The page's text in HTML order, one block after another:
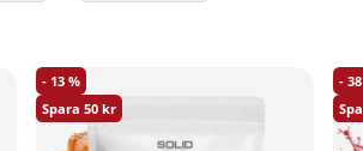
13
50
38